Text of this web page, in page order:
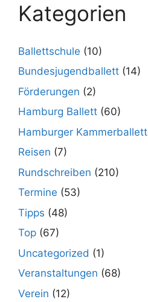
Kategorien
Ballettschule (10)
Bundesjugendballett (14)
Förderungen (2)
Hamburg Ballett (60)
Hamburger Kammerballett
Reisen (7)
Rundschreiben (210)
Termine (53)
Tipps (48)
Top (67)
Uncategorized (1)
Veranstaltungen (68)
Verein (12)